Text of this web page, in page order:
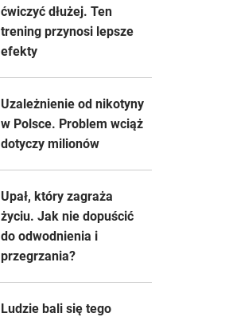
ćwiczyć dłużej. Ten
trening przynosi lepsze
efekty
Uzależnienie od nikotyny
w Polsce. Problem wciąż
dotyczy milionów
Upał, który zagraża
życiu. Jak nie dopuścić
do odwodnienia i
przegrzania?
Ludzie bali się tego